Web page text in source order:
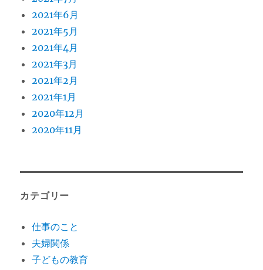
2021年6月
2021年5月
2021年4月
2021年3月
2021年2月
2021年1月
2020年12月
2020年11月
カテゴリー
仕事のこと
夫婦関係
子どもの教育